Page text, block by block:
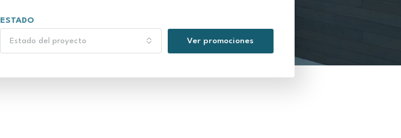
ESTADO
Estado del proyecto Ver promociones